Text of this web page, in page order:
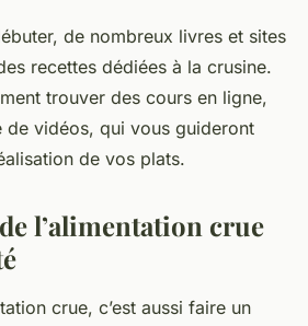
de nombreux livres et sites
recettes dédiées à la crusine.
trouver des cours en ligne,
de vidéos, qui vous guideront
de vos plats.
l’alimentation crue
crue, c’est aussi faire un